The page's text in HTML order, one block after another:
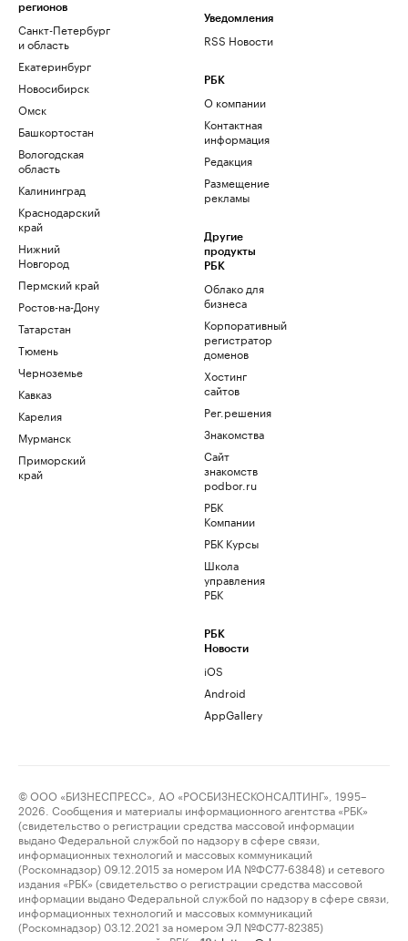
регионов
Санкт-Петербург
и область
Екатеринбург
Новосибирск
Омск
Башкортостан
Вологодская
область
Калининград
Краснодарский
край
Нижний
Новгород
Пермский край
Ростов-на-Дону
Татарстан
Тюмень
Черноземье
Кавказ
Карелия
Мурманск
Приморский
край
Уведомления
RSS Новости
РБК
О компании
Контактная
информация
Редакция
Размещение
рекламы
Другие
продукты
РБК
Облако для
бизнеса
Корпоративный
регистратор
доменов
Хостинг
сайтов
Рег.решения
Знакомства
Сайт
знакомств
podbor.ru
РБК
Компании
РБК Курсы
Школа
управления
РБК
РБК
Новости
iOS
Android
AppGallery
© ООО «БИЗНЕСПРЕСС», АО «РОСБИЗНЕСКОНСАЛТИНГ», 1995–
2026. Сообщения и материалы информационного агентства «РБК»
(свидетельство о регистрации средства массовой информации
выдано Федеральной службой по надзору в сфере связи,
информационных технологий и массовых коммуникаций
(Роскомнадзор) 09.12.2015 за номером ИА №ФС77-63848) и сетевого
издания «РБК» (свидетельство о регистрации средства массовой
информации выдано Федеральной службой по надзору в сфере связи,
информационных технологий и массовых коммуникаций
(Роскомнадзор) 03.12.2021 за номером ЭЛ №ФС77-82385)